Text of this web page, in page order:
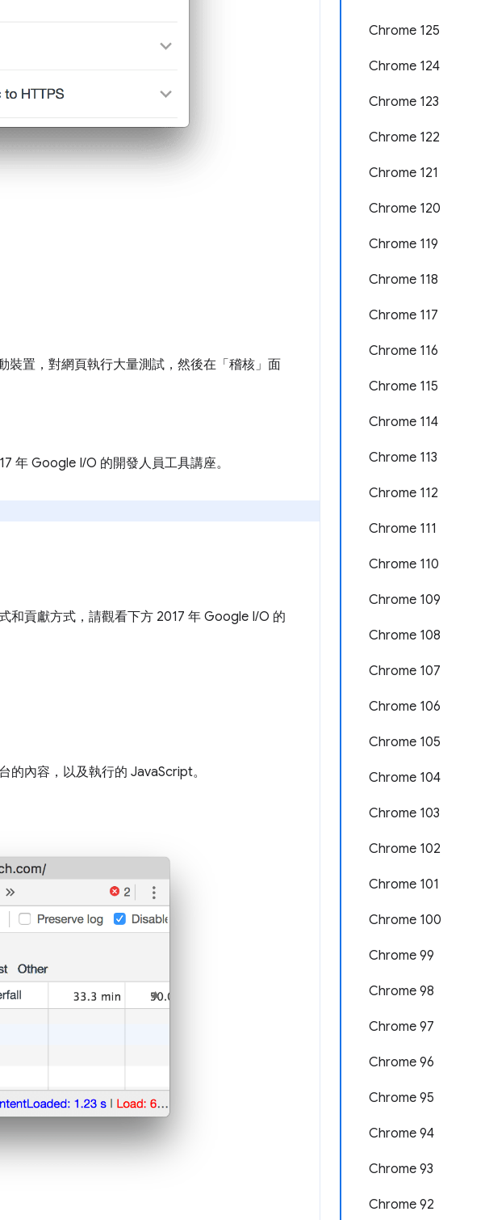
Chrome 125
Chrome 124
Chrome 123
Chrome 122
Chrome 121
Chrome 120
Chrome 119
Chrome 118
Chrome 117
Chrome 116
Chrome 115
Chrome 114
Chrome 113
Chrome 112
Chrome 111
Chrome 110
Chrome 109
Chrome 108
Chrome 107
Chrome 106
Chrome 105
Chrome 104
Chrome 103
Chrome 102
Chrome 101
Chrome 100
Chrome 99
Chrome 98
Chrome 97
Chrome 96
Chrome 95
Chrome 94
Chrome 93
Chrome 92
置，對網頁執行大量測試，然後在「稽核」 面
年 Google I/O 的開發人員工具講座。
和貢獻方式，請觀看下方 2017 年 Google I/O 的
內容，以及執行的 JavaScript。